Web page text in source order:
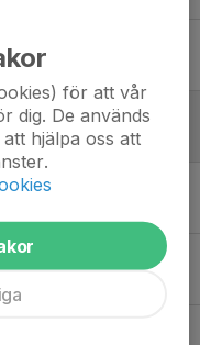
för att vår
dig. De används
hjälpa oss att